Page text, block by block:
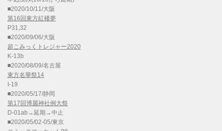
■2020/10/11/大阪
第16回東方紅楼夢
P31,32
■2020/09/06/大阪
超こみっくトレジャー2020
K-13b
■2020/08/09/名古屋
東方名華祭14
I-19
■2020/05/17/静岡
第17回博麗神社例大祭
D-01ab→延期→中止
■2020/05/02-05/東京